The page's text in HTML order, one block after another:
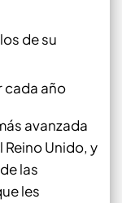
de su
cada año
avanzada
Unido, y
las
les